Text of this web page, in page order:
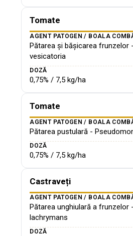
Tomate
AGENT PATOGEN / BOALA
Pătarea și bășicarea frunzelor
vesicatoria
DOZĂ
0,75% / 7,5 kg/ha
Tomate
AGENT PATOGEN / BOALA
Pătarea pustulară -
DOZĂ
0,75% / 7,5 kg/ha
Castraveți
AGENT PATOGEN / BOALA
Pătarea unghiulară a frunzelor
lachrymans
DOZĂ